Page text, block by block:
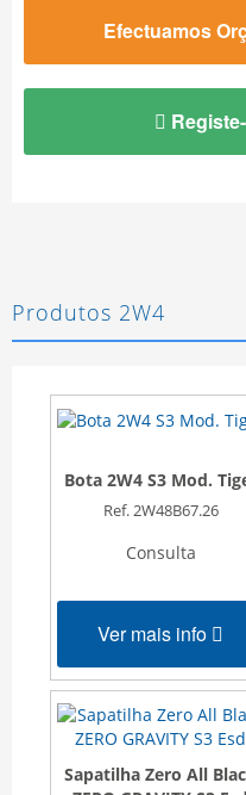
Efectuamos
Produtos 2W4
Bota 2W4 S3 Mod.
Ref. 2W48B67.26
Consulta
Ver mais info
Sapatilha Zero All